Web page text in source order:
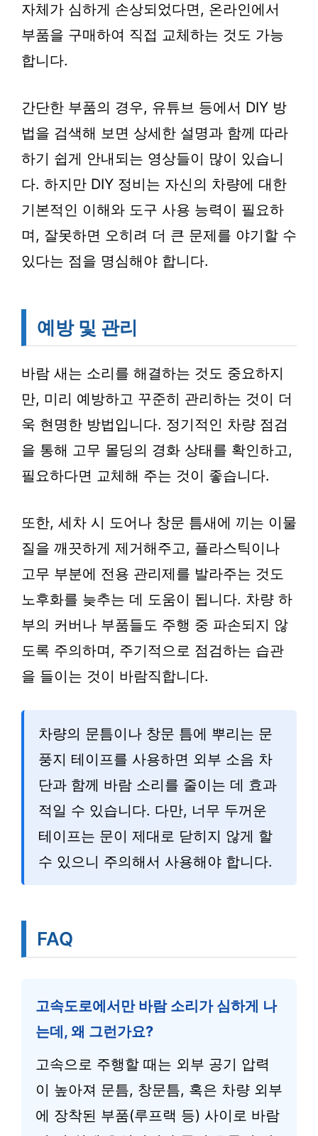
자체가 심하게 손상되었다면, 온라인에서
부품을 구매하여 직접 교체하는 것도 가능
합니다.
간단한 부품의 경우, 유튜브 등에서 DIY 방
법을 검색해 보면 상세한 설명과 함께 따라
하기 쉽게 안내되는 영상들이 많이 있습니
다. 하지만 DIY 정비는 자신의 차량에 대한
기본적인 이해와 도구 사용 능력이 필요하
며, 잘못하면 오히려 더 큰 문제를 야기할 수
있다는 점을 명심해야 합니다.
예방 및 관리
바람 새는 소리를 해결하는 것도 중요하지
만, 미리 예방하고 꾸준히 관리하는 것이 더
욱 현명한 방법입니다. 정기적인 차량 점검
을 통해 고무 몰딩의 경화 상태를 확인하고,
필요하다면 교체해 주는 것이 좋습니다.
또한, 세차 시 도어나 창문 틈새에 끼는 이물
질을 깨끗하게 제거해주고, 플라스틱이나
고무 부분에 전용 관리제를 발라주는 것도
노후화를 늦추는 데 도움이 됩니다. 차량 하
부의 커버나 부품들도 주행 중 파손되지 않
도록 주의하며, 주기적으로 점검하는 습관
을 들이는 것이 바람직합니다.
차량의 문틈이나 창문 틈에 뿌리는 문
풍지 테이프를 사용하면 외부 소음 차
단과 함께 바람 소리를 줄이는 데 효과
적일 수 있습니다. 다만, 너무 두꺼운
테이프는 문이 제대로 닫히지 않게 할
수 있으니 주의해서 사용해야 합니다.
FAQ
고속도로에서만 바람 소리가 심하게 나
는데, 왜 그런가요?
고속으로 주행할 때는 외부 공기 압력
이 높아져 문틈, 창문틈, 혹은 차량 외부
에 장착된 부품(루프랙 등) 사이로 바람